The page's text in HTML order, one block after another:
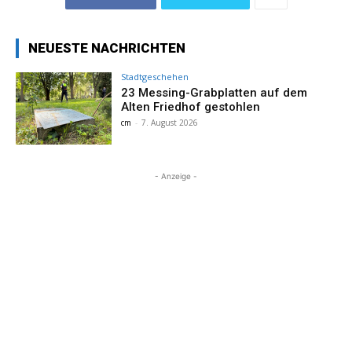
NEUESTE NACHRICHTEN
Stadtgeschehen
23 Messing-Grabplatten auf dem
Alten Friedhof gestohlen
cm - 7. August 2026
- Anzeige -